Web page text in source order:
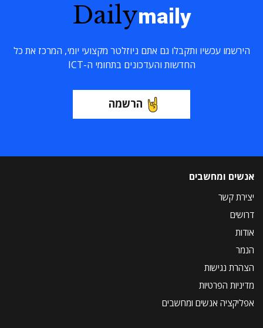
Dailymaily
הירשמו עכשיו ותקבלו גם אתם ניוזלטר מקצועי יומי, המרכז את כל
החדשות והעדכונים בתחומי ה-ICT
הרשמה
אנשים ומחשבים
יצירת קשר
דרושים
אודות
הנמר
הצהרת נגישות
מדיניות הפרטיות
אפליקציה אנשים ומחשבים